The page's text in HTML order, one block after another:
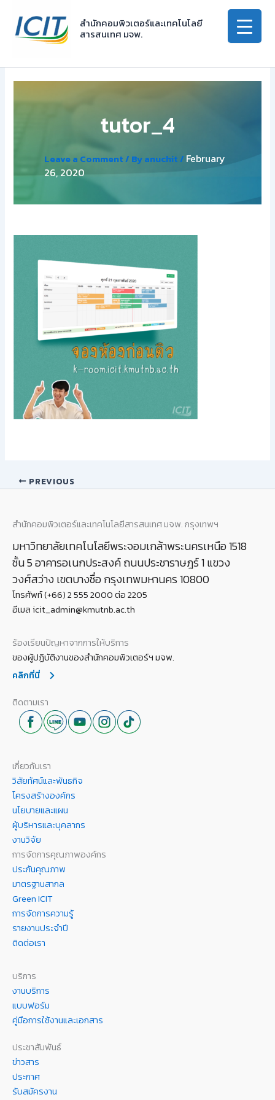
content
สำนักคอมพิวเตอร์และเทคโนโลยี
สารสนเทศ มจพ.
tutor_4
Leave a Comment / Byanuchit/ February
26, 2020
PREVIOUS
สำนักคอมพิวเตอร์และเทคโนโลยีสารสนเทศ มจพ. กรุงเทพฯ
มหาวิทยาลัยเทคโนโลยีพระจอมเกล้าพระนครเหนือ 1518
ชั้น 5 อาคารอเนกประสงค์ ถนนประชาราษฎร์ 1 แขวง
วงศ์สว่าง เขตบางซื่อ กรุงเทพมหานคร 10800
โทรศัพท์ (+66) 2 555 2000 ต่อ 2205
อีเมล icit_admin@kmutnb.ac.th
ร้องเรียนปัญหาจากการให้บริการ
ของผู้ปฏิบัติงานของสำนักคอมพิวเตอร์ฯ มจพ.
คลิกที่นี่
ติดตามเรา
เกี่ยวกับเรา
วิสัยทัศน์และพันธกิจ
โครงสร้างองค์กร
นโยบายและแผน
ผู้บริหารและบุคลากร
งานวิจัย
การจัดการคุณภาพองค์กร
ประกันคุณภาพ
มาตรฐานสากล
Green ICIT
การจัดการความรู้
รายงานประจำปี
ติดต่อเรา
บริการ
งานบริการ
แบบฟอร์ม
คู่มือการใช้งานและเอกสาร
ประชาสัมพันธ์
ข่าวสาร
ประกาศ
รับสมัครงาน